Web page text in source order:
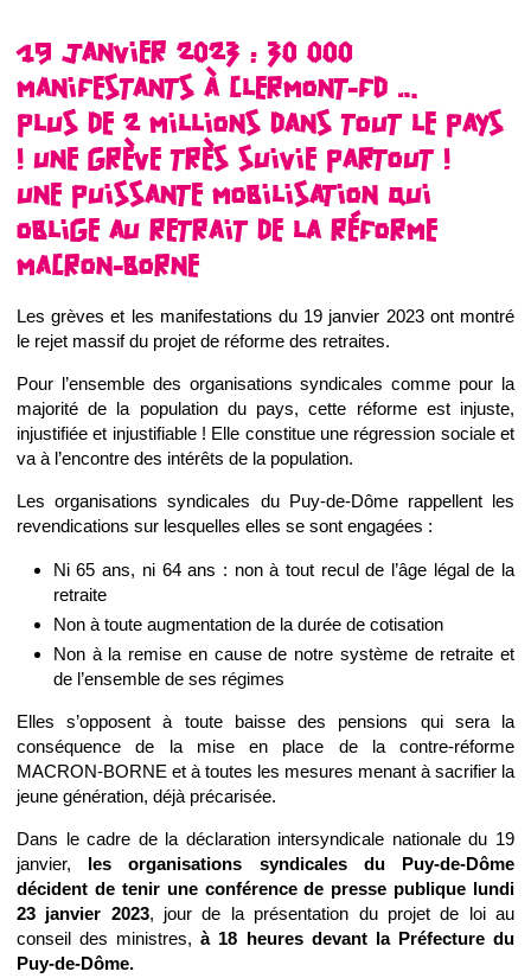
19 JANVIER 2023 : 30 000
MANIFESTANTS À CLERMONT-FD …
PLUS DE 2 MILLIONS DANS TOUT LE PAYS
! UNE GRÈVE TRÈS SUIVIE PARTOUT !
UNE PUISSANTE MOBILISATION QUI
OBLIGE AU RETRAIT DE LA RÉFORME
MACRON-BORNE
Les grèves et les manifestations du 19 janvier 2023 ont montré
le rejet massif du projet de réforme des retraites.
Pour l’ensemble des organisations syndicales comme pour la
majorité de la population du pays, cette réforme est injuste,
injustifiée et injustifiable ! Elle constitue une régression sociale et
va à l’encontre des intérêts de la population.
Les organisations syndicales du Puy-de-Dôme rappellent les
revendications sur lesquelles elles se sont engagées :
Ni 65 ans, ni 64 ans : non à tout recul de l’âge légal de la
retraite
Non à toute augmentation de la durée de cotisation
Non à la remise en cause de notre système de retraite et
de l’ensemble de ses régimes
Elles s’opposent à toute baisse des pensions qui sera la
conséquence de la mise en place de la contre-réforme
MACRON-BORNE et à toutes les mesures menant à sacrifier la
jeune génération, déjà précarisée.
Dans le cadre de la déclaration intersyndicale nationale du 19
janvier, les organisations syndicales du Puy-de-Dôme
décident de tenir une conférence de presse publique lundi
23 janvier 2023, jour de la présentation du projet de loi au
conseil des ministres,à 18 heures devant la Préfecture du
Puy-de-Dôme.